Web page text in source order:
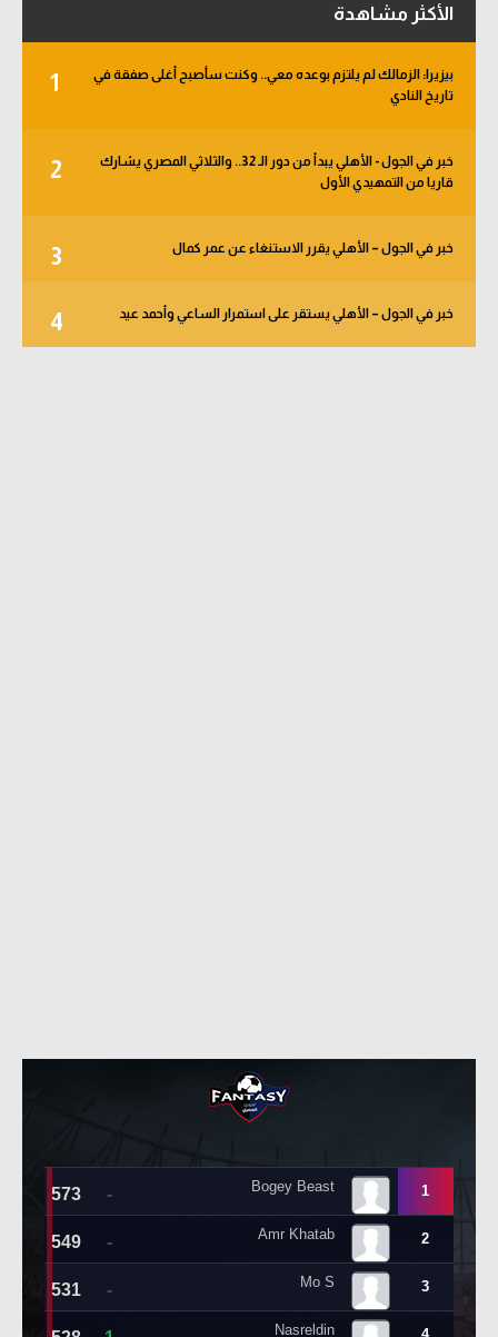
الأكثر مشاهدة
1
بيزيرا: الزمالك لم يلتزم بوعده معي.. وكنت سأصبح أغلى صفقة في
تاريخ النادي
2
خبر في الجول - الأهلي يبدأ من دور الـ 32.. والثلاثي المصري يشارك
قاريا من التمهيدي الأول
3 خبر في الجول – الأهلي يقرر الاستنغاء عن عمر كمال
4 خبر في الجول – الأهلي يستقر على استمرار الساعي وأحمد عيد